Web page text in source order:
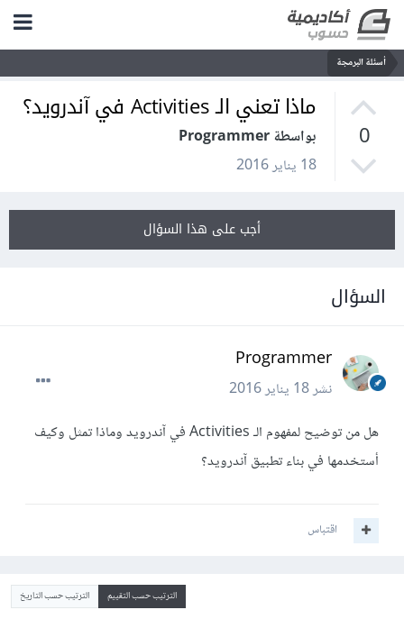
أسئلة البرمجة
0
ماذا تعني الـ Activities في آندرويد؟
بواسطة Programmer
18 يناير 2016
أجب على هذا السؤال
السؤال
Programmer
نشر18 يناير 2016
هل من توضيح لمفهوم الـ Activities في آندرويد وماذا تمثل وكيف
أستخدمها في بناء تطبيق آندرويد؟
اقتباس
الترتيب حسب التقييم الترتيب حسب التاريخ